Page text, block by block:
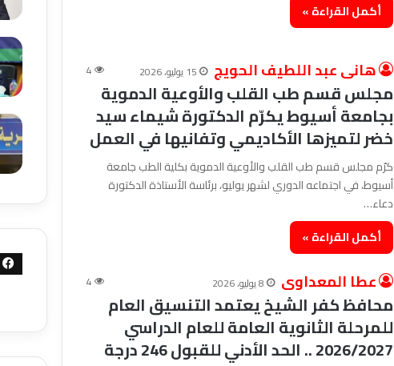
أكمل القراءة »
هانى عبد اللطيف الحويج 15 يوليو، 2026 4
مجلس قسم طب القلب والأوعية الدموية
بجامعة أسيوط يكرّم الدكتورة شيماء سيد
خضر لتميزها الأكاديمي وتفانيها في العمل
كرّم مجلس قسم طب القلب والأوعية الدموية بكلية الطب جامعة
أسيوط، في اجتماعه الدوري لشهر يوليو، برئاسة الأستاذة الدكتورة
دعاء…
أكمل القراءة »
عطا المعداوى 8 يوليو، 2026 4
محافظ كفر الشيخ يعتمد التنسيق العام
للمرحلة الثانوية العامة للعام الدراسي
2026/2027 .. الحد الأدني للقبول 246 درجة